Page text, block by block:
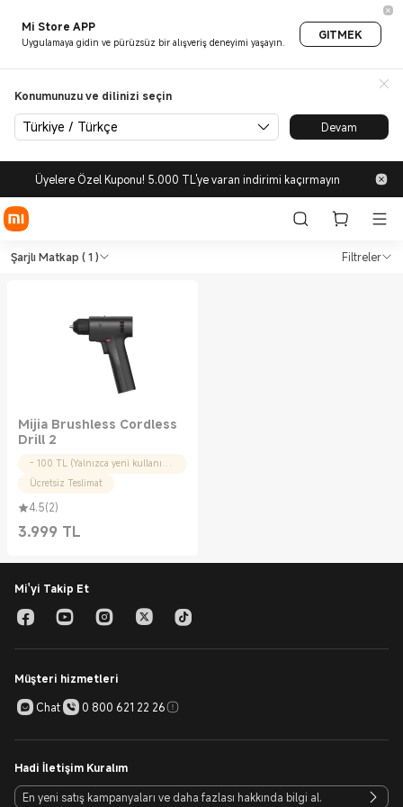
Mi Store APP
Uygulamaya gidin ve pürüzsüz bir alışveriş deneyimi yaşayın.
GITMEK
Konumunuzu ve dilinizi seçin
Türkiye / Türkçe Devam
Üyelere Özel Kuponu! 5.000 TL'ye varan indirimi kaçırmayın
Shop Diğer Araç ve
Şarjlı Matkap ( 1 ) Filtreler
Shop Diğer Araç ve Gereçler Şarjlı
Mijia Brushless Cordless
Drill 2
- 100 TL (Yalnızca yeni kullanıcılar için)
Ücretsiz Teslimat
4.5(2)
3.999 TL
Current Price TL3999.00
Mi'yi Takip Et
Müşteri hizmetleri
Chat
0 800 621 22 26
Hadi İletişim Kuralım